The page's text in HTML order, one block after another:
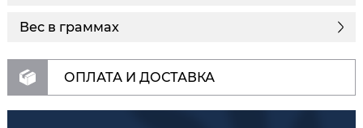
Вес в граммах
ОПЛАТА И ДОСТАВКА